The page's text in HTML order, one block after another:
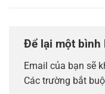
Để lại một bình
Email của bạn sẽ
Các trường bắt